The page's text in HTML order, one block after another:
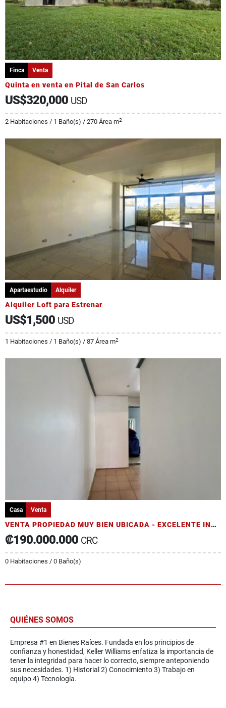
Finca Venta
Quinta en venta en Pital de San Carlos
US$320,000 USD
2 Habitaciones / 1 Baño(s) / 270 Área m2
Apartaestudio Alquiler
Alquiler Loft para Estrenar
US$1,500 USD
1 Habitaciones / 1 Baño(s) / 87 Área m2
Casa Venta
VENTA PROPIEDAD MUY BIEN UBICADA - EXCELENTE INVERSIÓN A SU ALCANCE
₡190.000.000 CRC
0 Habitaciones / 0 Baño(s)
QUIÉNES SOMOS
Empresa #1 en Bienes Raíces. Fundada en los principios de
confianza y honestidad, Keller Williams enfatiza la importancia de
tener la integridad para hacer lo correcto, siempre anteponiendo
sus necesidades. 1) Historial 2) Conocimiento 3) Trabajo en
equipo 4) Tecnología.